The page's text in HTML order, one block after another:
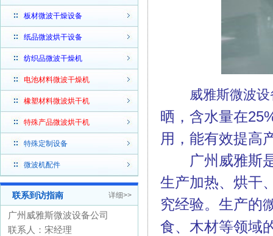
板材微波干燥设备
纸品微波烘干设备
纺织品微波干燥机
电池材料微波干燥机
橡塑材料微波烘干机
特殊产品微波烘干机
特殊定制设备
微波机配件
联系到访指南 详细>>
广州威雅斯微波设备公司
联系人：宋经理
威雅斯微波
晒，含水量在
用，能有效提高
广州威雅斯
生产加热、烘干
究经验。生产的
食、木材等领域